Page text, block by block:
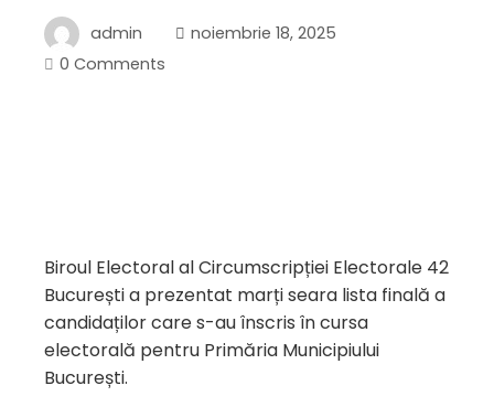
admin
noiembrie 18, 2025
0 Comments
Biroul Electoral al Circumscripției Electorale 42
București a prezentat marți seara lista finală a
candidaților care s-au înscris în cursa
electorală pentru Primăria Municipiului
București.